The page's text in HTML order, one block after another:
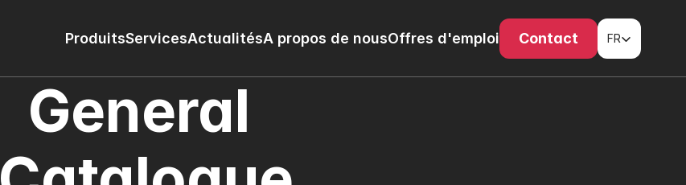
ProduitsServicesActualitésA propos de nousOffres d'emploi Contact
Select Language
FR
General